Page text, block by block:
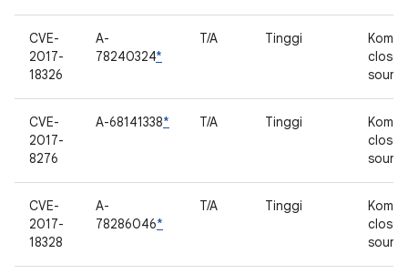
CVE-
2017-
18326
A-
78240324*
T/A Tinggi
closed
source
CVE-
2017-
8276
A-68141338* T/A Tinggi
closed
source
CVE-
2017-
18328
A-
78286046*
T/A Tinggi
closed
source